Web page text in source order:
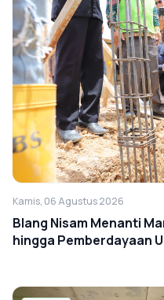
Kamis, 06 Agustus 2026
Blang Nisam Menanti
hingga Pemberdayaan